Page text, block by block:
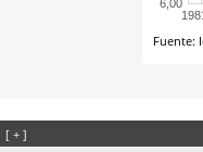
[ + ]